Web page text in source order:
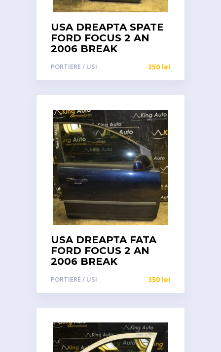
USA DREAPTA SPATE
FORD FOCUS 2 AN
2006 BREAK
PORTIERE / USI 350 lei
USA DREAPTA FATA
FORD FOCUS 2 AN
2006 BREAK
PORTIERE / USI 350 lei